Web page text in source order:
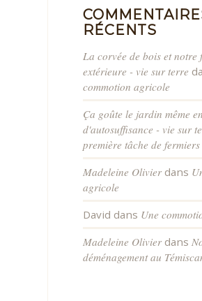
RÉCENTS
La corvée de bois et notre
extérieure - vie sur terre
commotion agricole
Ça goûte le jardin même
d'autosuffisance - vie sur
première tâche de fermiers
Madeleine Olivier dans
agricole
David dans Une
Madeleine Olivier dans
déménagement au